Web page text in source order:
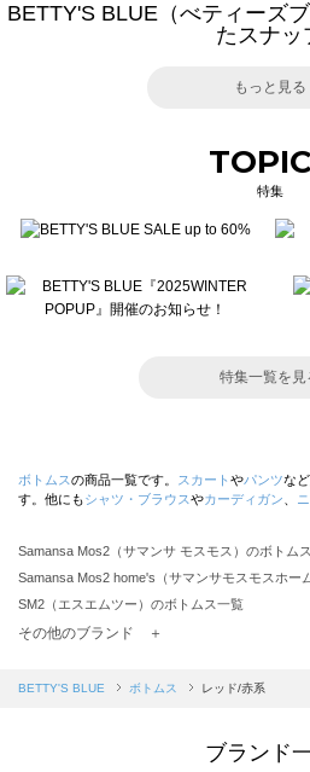
BETTY'S BLUE（べティーズ
たスナッ
もっと見る
特集
特集一覧を見
ボトムスの商品一覧です。 スカート やパンツな
す。他にもシャツ・ブラウスやカーディガン
Samansa Mos2（サマンサ モスモス）のボトム
Samansa Mos2 home's（サマンサモスモスホー
SM2（エスエムツー）のボトムス一覧
TSUHARU by Samansa Mos2（ツハルバイサマ
Samansa Mos2 blue（サマンサモスモス ブルー
sō4ū（ソウフォーユー）のボトムス一覧
その他のブランド ＋
BETTY'S BLUE ボトムス レッド/赤系
ブランド